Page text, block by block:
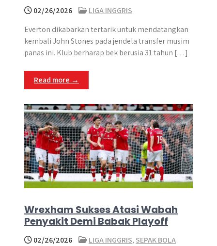
02/26/2026
LIGA INGGRIS
Everton dikabarkan tertarik untuk mendatangkan
kembali John Stones pada jendela transfer musim
panas ini. Klub berharap bek berusia 31 tahun […]
Read more →
Wrexham Sukses Atasi Wabah
Penyakit Demi Babak Playoff
02/26/2026 LIGA INGGRIS, SEPAK BOLA